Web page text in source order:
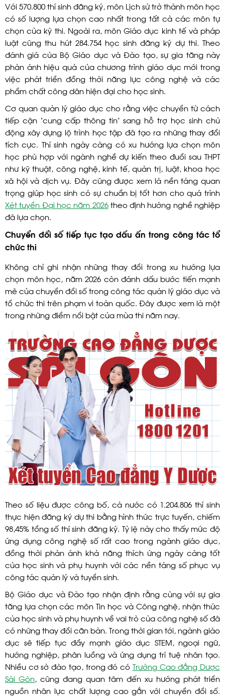
Với 570.800 thí sinh đăng ký, môn Lịch sử trở thành môn học
có số lượng lựa chọn cao nhất trong tất cả các môn tự
chọn của kỳ thi. Ngoài ra, môn Giáo dục kinh tế và pháp
luật cũng thu hút 284.754 học sinh đăng ký dự thi. Theo
đánh giá của Bộ Giáo dục và Đào tạo, sự gia tăng này
phản ánh hiệu quả của chương trình giáo dục mới trong
việc phát triển đồng thời năng lực công nghệ và các
phẩm chất công dân hiện đại cho học sinh.
Cơ quan quản lý giáo dục cho rằng việc chuyển từ cách
tiếp cận “cung cấp thông tin” sang hỗ trợ học sinh chủ
động xây dựng lộ trình học tập đã tạo ra những thay đổi
tích cực. Thí sinh ngày càng có xu hướng lựa chọn môn
học phù hợp với ngành nghề dự kiến theo đuổi sau THPT
như kỹ thuật, công nghệ, kinh tế, quản trị, luật, khoa học
xã hội và dịch vụ. Đây cũng được xem là nền tảng quan
trọng giúp học sinh có sự chuẩn bị tốt hơn cho quá trình
Xét tuyển Đại học năm 2026theo định hướng nghề nghiệp
đã lựa chọn.
Chuyển đổi số tiếp tục tạo dấu ấn trong công tác tổ
chức thi
Không chỉ ghi nhận những thay đổi trong xu hướng lựa
chọn môn học, năm 2026 còn đánh dấu bước tiến mạnh
mẽ của chuyển đổi số trong công tác quản lý giáo dục và
tổ chức thi trên phạm vi toàn quốc. Đây được xem là một
trong những điểm nổi bật của mùa thi năm nay.
Theo số liệu được công bố, cả nước có 1.204.806 thí sinh
thực hiện đăng ký dự thi bằng hình thức trực tuyến, chiếm
98,45% tổng số thí sinh đăng ký. Tỷ lệ này cho thấy mức độ
ứng dụng công nghệ số rất cao trong ngành giáo dục,
đồng thời phản ánh khả năng thích ứng ngày càng tốt
của học sinh và phụ huynh với các nền tảng số phục vụ
công tác quản lý và tuyển sinh.
Bộ Giáo dục và Đào tạo nhận định rằng cùng với sự gia
tăng lựa chọn các môn Tin học và Công nghệ, nhận thức
của học sinh và phụ huynh về vai trò của công nghệ số đã
có những thay đổi căn bản. Trong thời gian tới, ngành giáo
dục sẽ tiếp tục đẩy mạnh giáo dục STEM, ngoại ngữ,
hướng nghiệp, phân luồng và ứng dụng trí tuệ nhân tạo.
Nhiều cơ sở đào tạo, trong đó có Trường Cao đẳng Dược
Sài Gòn, cũng đang quan tâm đến xu hướng phát triển
nguồn nhân lực chất lượng cao gắn với chuyển đổi số.